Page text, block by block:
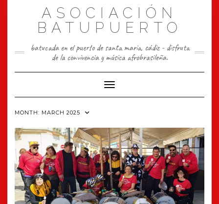
ASOCIACIÓN
BATUPUERTO
batucada en el puerto de santa maria, cádiz - disfruta
de la convivencia y música afrobrasileña.
Toggle Navigation
MONTH: MARCH 2025